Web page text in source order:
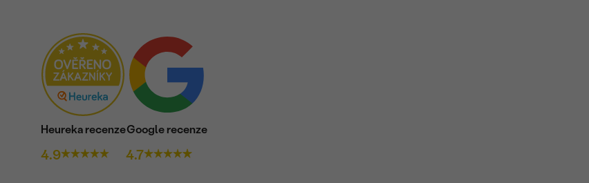
Heureka recenze
4.9
Google recenze
4.7